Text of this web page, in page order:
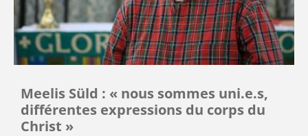
Meelis Süld : « nous sommes uni.e.s,
différentes expressions du corps du
Christ »